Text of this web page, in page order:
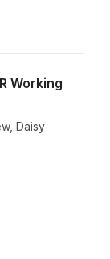
Working
, Daisy